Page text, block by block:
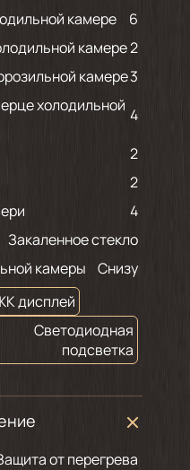
камере
6
камере2
камере3
холодильной 4
2
2
4
Закаленное стекло
камеры
Снизу
дисплей
Светодиодная
подсветка
Защита от перегрева